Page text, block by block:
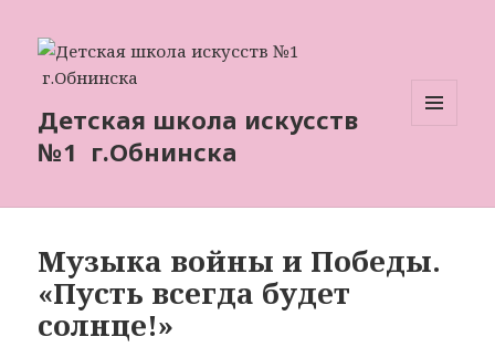
Детская школа искусств
№1 г.Обнинска
Музыка войны и Победы.
«Пусть всегда будет
солнце!»